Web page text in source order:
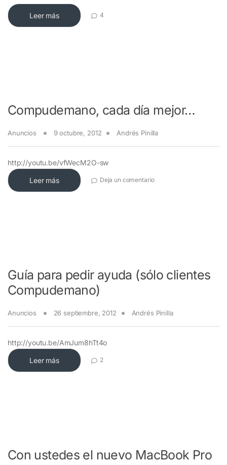
Leer más 4
Compudemano, cada día mejor…
Anuncios 9 octubre, 2012 Andrés Pinilla
http://youtu.be/vfWecM2O-sw
Leer más Deja un comentario
Guía para pedir ayuda (sólo clientes
Compudemano)
Anuncios 26 septiembre, 2012 Andrés Pinilla
http://youtu.be/AmJum8hTt4o
Leer más 2
Con ustedes el nuevo MacBook Pro